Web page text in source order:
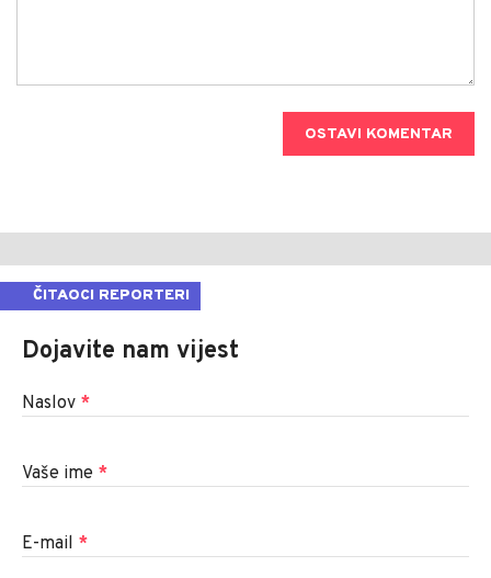
OSTAVI KOMENTAR
ČITAOCI REPORTERI
Dojavite nam vijest
Naslov *
Vaše ime *
E-mail *